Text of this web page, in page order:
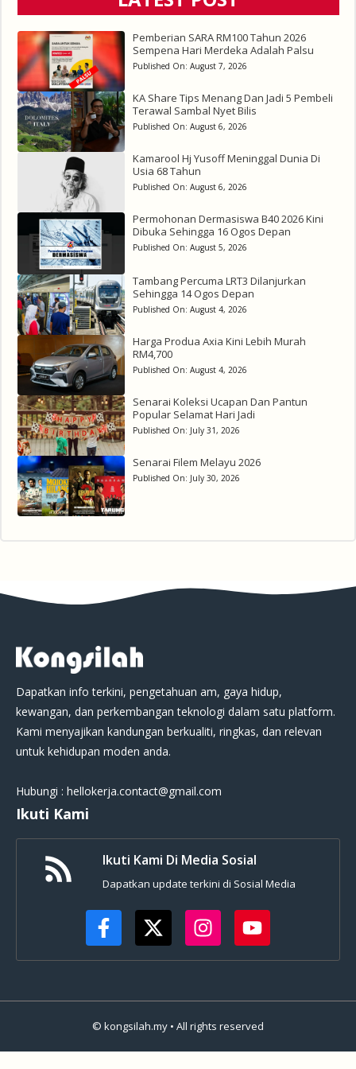
Pemberian SARA RM100 Tahun 2026
Sempena Hari Merdeka Adalah Palsu
Published On: August 7, 2026
KA Share Tips Menang Dan Jadi 5 Pembeli
Terawal Sambal Nyet Bilis
Published On: August 6, 2026
Kamarool Hj Yusoff Meninggal Dunia Di
Usia 68 Tahun
Published On: August 6, 2026
Permohonan Dermasiswa B40 2026 Kini
Dibuka Sehingga 16 Ogos Depan
Published On: August 5, 2026
Tambang Percuma LRT3 Dilanjurkan
Sehingga 14 Ogos Depan
Published On: August 4, 2026
Harga Produa Axia Kini Lebih Murah
RM4,700
Published On: August 4, 2026
Senarai Koleksi Ucapan Dan Pantun
Popular Selamat Hari Jadi
Published On: July 31, 2026
Senarai Filem Melayu 2026
Published On: July 30, 2026
Dapatkan info terkini, pengetahuan am, gaya hidup,
kewangan, dan perkembangan teknologi dalam satu platform.
Kami menyajikan kandungan berkualiti, ringkas, dan relevan
untuk kehidupan moden anda.
Hubungi : hellokerja.contact@gmail.com
Ikuti Kami
Ikuti Kami Di Media Sosial
Dapatkan update terkini di Sosial Media
© kongsilah.my • All rights reserved